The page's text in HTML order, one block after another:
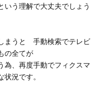
いう理解で大丈夫でしょう
まうと 手動検索でテレビ
の全てが
為、再度手動でフィクスマ
況です。